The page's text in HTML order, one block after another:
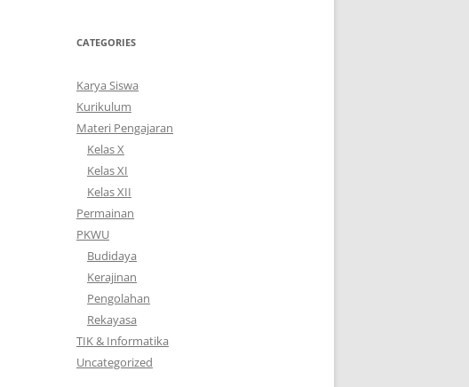
CATEGORIES
Karya Siswa
Kurikulum
Materi Pengajaran
Kelas X
Kelas XI
Kelas XII
Permainan
PKWU
Budidaya
Kerajinan
Pengolahan
Rekayasa
TIK & Informatika
Uncategorized